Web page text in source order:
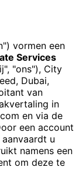
vormen een
Services
"ons"), City
Dubai,
van
in
en via de
een account
u
namens een
om deze te